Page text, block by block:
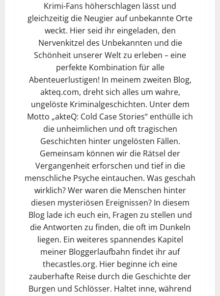
Krimi-Fans höherschlagen lässt und
gleichzeitig die Neugier auf unbekannte Orte
weckt. Hier seid ihr eingeladen, den
Nervenkitzel des Unbekannten und die
Schönheit unserer Welt zu erleben – eine
perfekte Kombination für alle
Abenteuerlustigen! In meinem zweiten Blog,
akteq.com, dreht sich alles um wahre,
ungelöste Kriminalgeschichten. Unter dem
Motto „akteQ: Cold Case Stories“ enthülle ich
die unheimlichen und oft tragischen
Geschichten hinter ungelösten Fällen.
Gemeinsam können wir die Rätsel der
Vergangenheit erforschen und tief in die
menschliche Psyche eintauchen. Was geschah
wirklich? Wer waren die Menschen hinter
diesen mysteriösen Ereignissen? In diesem
Blog lade ich euch ein, Fragen zu stellen und
die Antworten zu finden, die oft im Dunkeln
liegen. Ein weiteres spannendes Kapitel
meiner Bloggerlaufbahn findet ihr auf
thecastles.org. Hier beginne ich eine
zauberhafte Reise durch die Geschichte der
Burgen und Schlösser. Haltet inne, während